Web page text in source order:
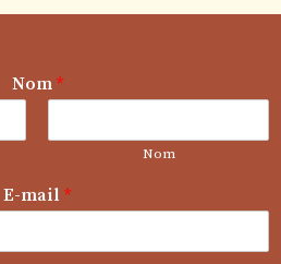
Nom *
Nom
E-mail *